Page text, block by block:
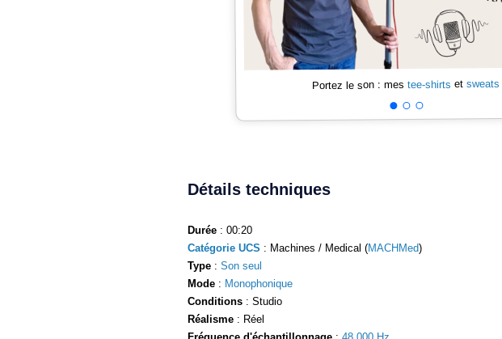
Portez le son : mestee-shirts etsweats
Détails techniques
Durée : 00:20
Catégorie UCS : Machines / Medical (MACHMed)
Type : Son seul
Mode : Monophonique
Conditions : Studio
Réalisme : Réel